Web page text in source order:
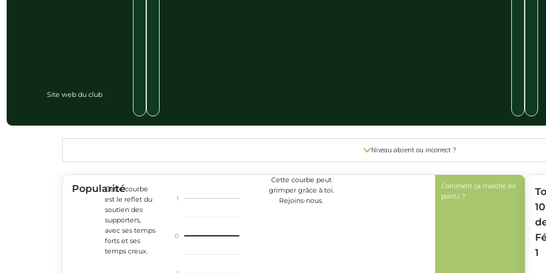
Site web du club
Niveau absent ou incorrect ?
PopularitéCette courbe
est le reflet du
soutien des
supporters,
avec ses temps
forts et ses
temps creux.
0
1
Cette courbe peut
grimper grâce à toi.
Rejoins-nous.
Comment ça marche les
points ?
10
1